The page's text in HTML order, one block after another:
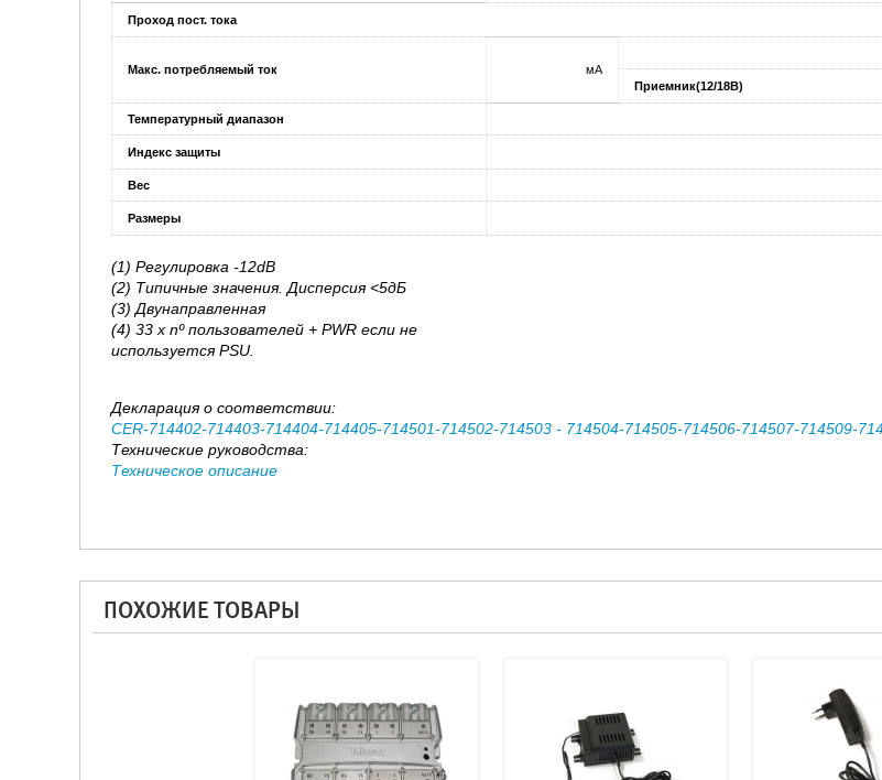
Проход пост. тока
Макс. потребляемый ток мA
Приемник(12/18В)
Температурный диапазон
Индекс защиты
Вес
Размеры
(1) Регулировка -12dB
(2) Типичные значения. Дисперсия <5дБ
(3) Двунаправленная
(4) 33 x nº пользователей + PWR если не
используется PSU.
Декларация о соответствии:
CER-714402-714403-714404-714405-714501-714502-714503 - 714504-714505-714506-714507-714509-
Технические руководства:
Техническое описание
ПОХОЖИЕ ТОВАРЫ